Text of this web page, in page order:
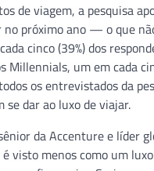
de viagem, a pesquisa
próximo ano — o que
cinco (39%) dos
Millennials, um em cada
os entrevistados da
se dar ao luxo de viajar.
da Accenture e líder
visto menos como um